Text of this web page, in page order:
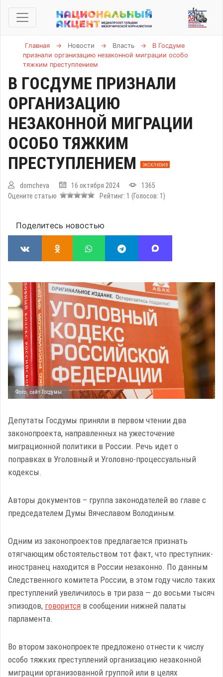
Главная → Новости → Власть →
В Госдуме
признали организацию незаконной миграции особо
тяжким преступлением
В ГОСДУМЕ ПРИЗНАЛИ
ОРГАНИЗАЦИЮ
НЕЗАКОННОЙ МИГРАЦИИ
ОСОБО ТЯЖКИМ
ПРЕСТУПЛЕНИЕМ
ЭКСКЛЮЗИВ
domcheva 16 октября 2024
1365
Оцените статью
Рейтинг: 1 (Голосов: 1 )
Поделитесь новостью
Фото: сайт Госдумы
Депутаты Госдумы приняли в первом чтении два
законопроекта, направленных на ужесточение
миграционной политики в России. Речь идет о
поправках в Уголовный и Уголовно-процессуальный
кодексы.
Авторы документов – группа законодателей во главе с
председателем Думы Вячеславом Володиным.
Одним из законопроектов предлагается признать
отягчающим обстоятельством тот факт, что преступник-
иностранец находится в России незаконно. По данным
Следственного комитета России, в этом году число таких
преступлений увеличилось в три раза — до восьми тысяч
эпизодов, говорится в сообщении нижней палаты
парламента.
Во втором законопроекте предложено отнести к числу
особо тяжких преступлений организацию незаконной
миграции организованной группой или в целях